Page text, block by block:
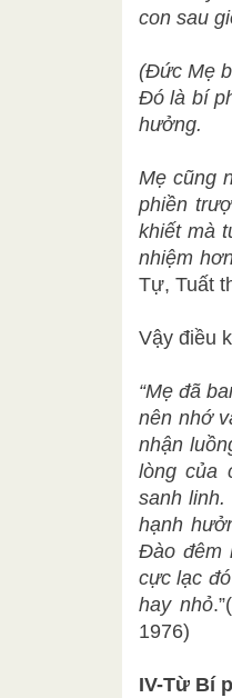
con sau
(Đức Mẹ
Đó là bí
hưởng.
Mẹ cũng
phiền
khiết mà
nhiệm
Tự, Tuất
Vậy điều
“Mẹ đã
nên nhớ
nhận
lòng của
sanh
hạnh
Đào đêm
cực lạc
hay nhỏ
1976)
IV-Từ Bí